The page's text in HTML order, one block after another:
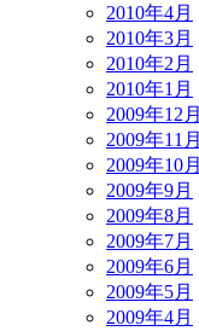
2010年4月
2010年3月
2010年2月
2010年1月
2009年12月
2009年11月
2009年10月
2009年9月
2009年8月
2009年7月
2009年6月
2009年5月
2009年4月